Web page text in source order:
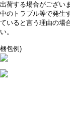
出荷する場合がござい
中のトラブル等で発生
ていると言う理由の場
い。
梱包例)